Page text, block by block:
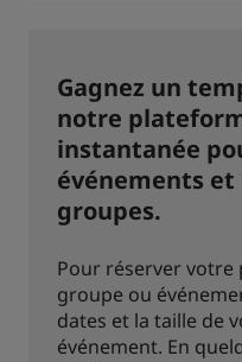
Gagnez un
notre
instantanée
événements
groupes.
Pour réserver votre
groupe ou
dates et la taille de
événement. En